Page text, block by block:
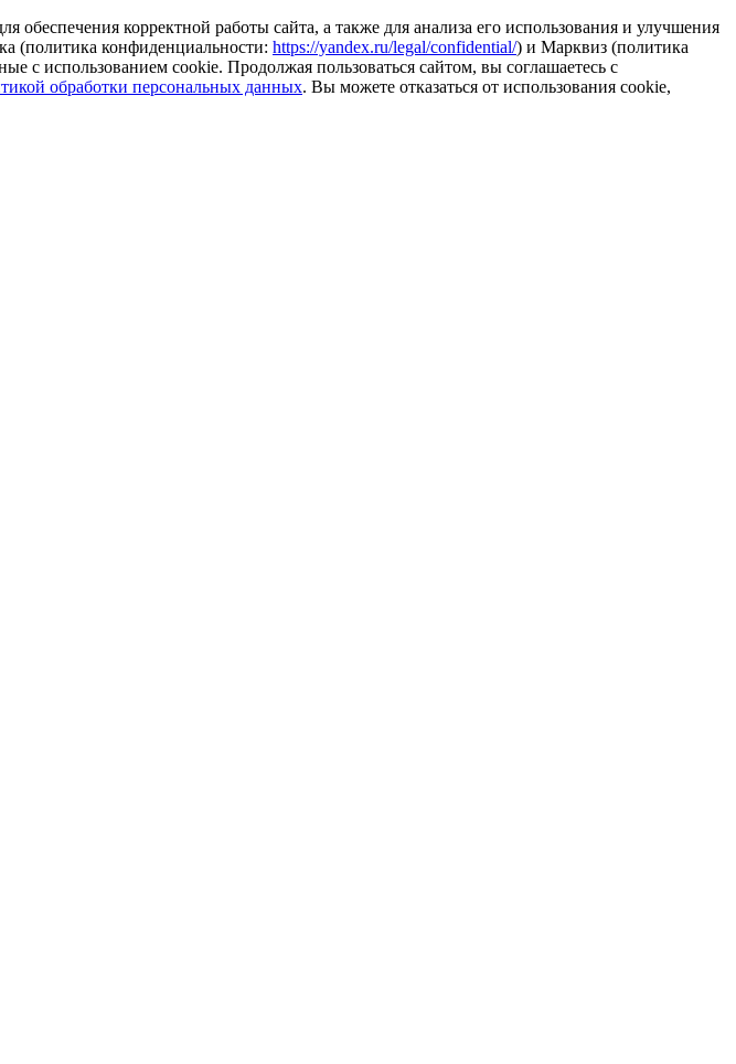
корректной работы сайта, а также для анализа его использования и улучшения
(политика конфиденциальности: https://yandex.ru/legal/confidential/) и Марквиз (политика
с использованием cookie. Продолжая пользоваться сайтом, вы соглашаетесь с
обработки персональных данных. Вы можете отказаться от использования cookie,